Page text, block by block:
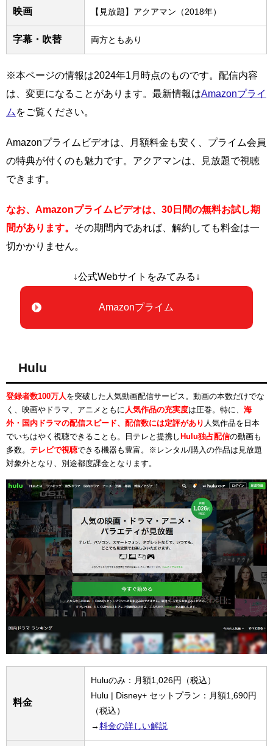
映画 【見放題】アクアマン（2018年）
字幕・吹替 両方ともあり
※本ページの情報は2024年1月時点のものです。配信内容
は、変更になることがあります。最新情報はAmazonプライ
ムをご覧ください。
Amazonプライムビデオは、月額料金も安く、プライム会員
の特典が付くのも魅力です。アクアマンは、見放題で視聴
できます。
なお、Amazonプライムビデオは、30日間の無料お試し期
間があります。 その期間内であれば、解約しても料金は一
切かかりません。
↓公式Webサイトをみてみる↓
Amazonプライム
Hulu
登録者数100万人を突破した人気動画配信サービス。動画の本数だけでな
く、映画やドラマ、アニメともに人気作品の充実度は圧巻。特に、 海
外・国内ドラマの配信スピード、配信数には定評があり 人気作品を日本
でいちはやく視聴できることも。日テレと提携し Hulu独占配信の動画も
多数。 テレビで視聴できる機器も豊富。※レンタル/購入の作品は見放題
対象外となり、別途都度課金となります。
料金
Huluのみ：月額1,026円（税込）
Hulu | Disney+ セットプラン：月額1,690円
（税込）
→料金の詳しい解説